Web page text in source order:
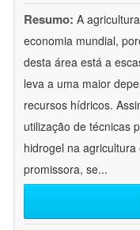
Resumo: A
economia mundial,
desta área está a
leva a uma maior
recursos hídricos.
utilização de técnicas
hidrogel na
promissora, se...